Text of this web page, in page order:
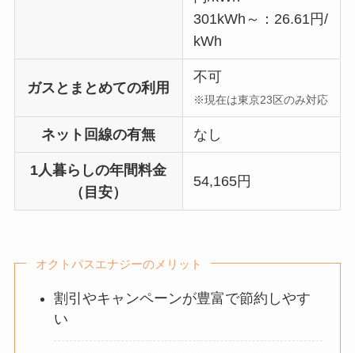
301kWh～：26.61円/
kWh
ガスとまとめての利用
不可
※現在は東京23区のみ対応
ネット回線の有無 なし
1人暮らしの年間料金
（目安）
54,165円
オクトパスエナジーのメリット
割引やキャンペーンが豊富で節約しやす
い